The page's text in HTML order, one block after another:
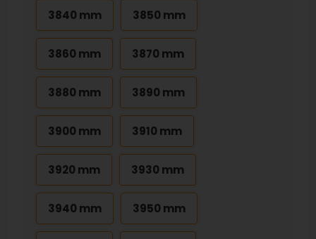
3840 mm 3850 mm
3860 mm 3870 mm
3880 mm 3890 mm
3900 mm 3910 mm
3920 mm 3930 mm
3940 mm 3950 mm